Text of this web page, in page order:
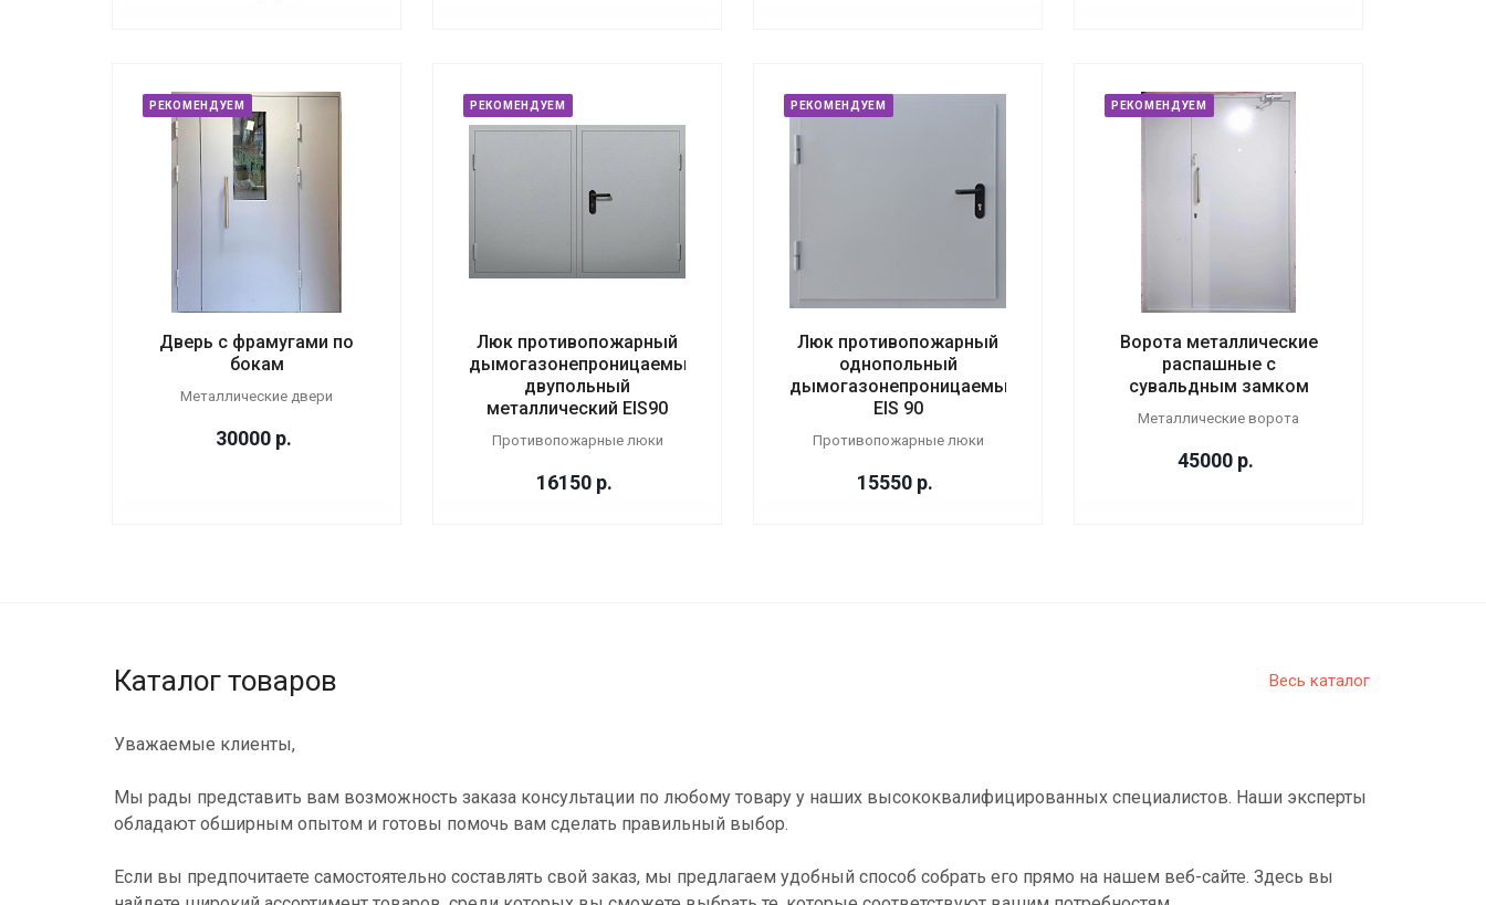
РЕКОМЕНДУЕМ
Дверь с фрамугами по
бокам
Металлические двери
30000 р.
РЕКОМЕНДУЕМ
Люк противопожарный
дымогазонепроницаемый
двупольный
металлический EIS90
Противопожарные люки
16150 р.
РЕКОМЕНДУЕМ
Люк противопожарный
однопольный
дымогазонепроницаемый
EIS 90
Противопожарные люки
15550 р.
РЕКОМЕНДУЕМ
Ворота металлические
распашные с
сувальдным замком
Металлические ворота
45000 р.
Весь каталог
Каталог товаров
Уважаемые клиенты,
Мы рады представить вам возможность заказа консультации по любому товару у наших высококвалифицированных специалистов. Наши эксперты
обладают обширным опытом и готовы помочь вам сделать правильный выбор.
Если вы предпочитаете самостоятельно составлять свой заказ, мы предлагаем удобный способ собрать его прямо на нашем веб-сайте. Здесь вы